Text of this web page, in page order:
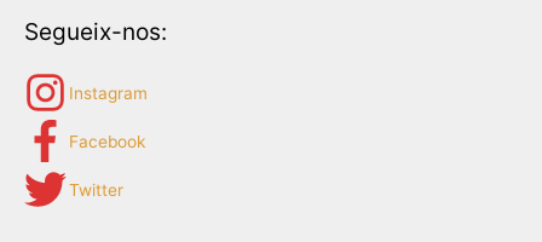
Segueix-nos:
Instagram
Facebook
Twitter